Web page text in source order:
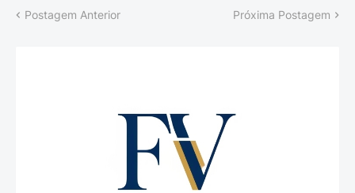
Postagem Anterior Próxima Postagem